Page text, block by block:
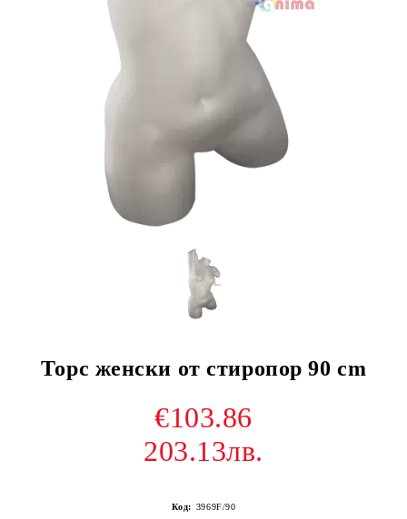
Торс женски от стиропор 90 cm
€103.86
203.13лв.
Код: 3969F/90